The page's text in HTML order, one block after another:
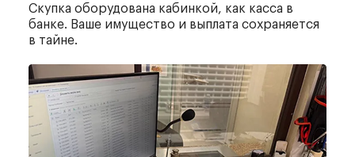
Скупка оборудована кабинкой, как касса в
банке. Ваше имущество и выплата сохраняется
в тайне.